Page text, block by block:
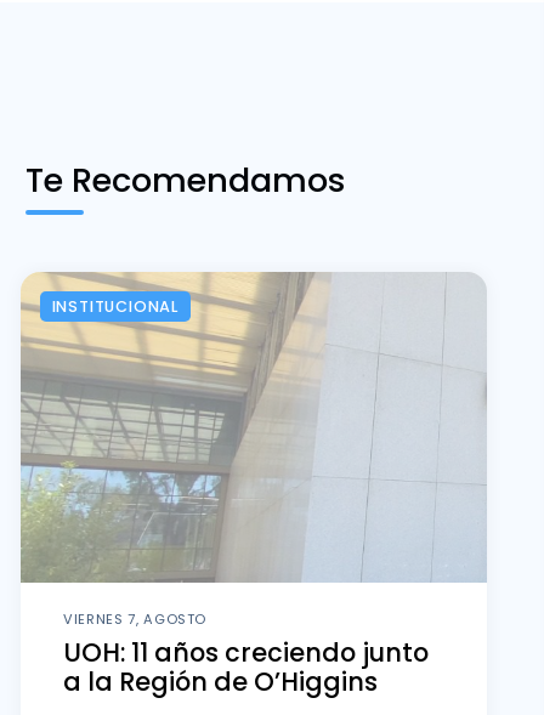
Te Recomendamos
INSTITUCIONAL
VIERNES 7, AGOSTO
UOH: 11 años creciendo junto
a la Región de O’Higgins